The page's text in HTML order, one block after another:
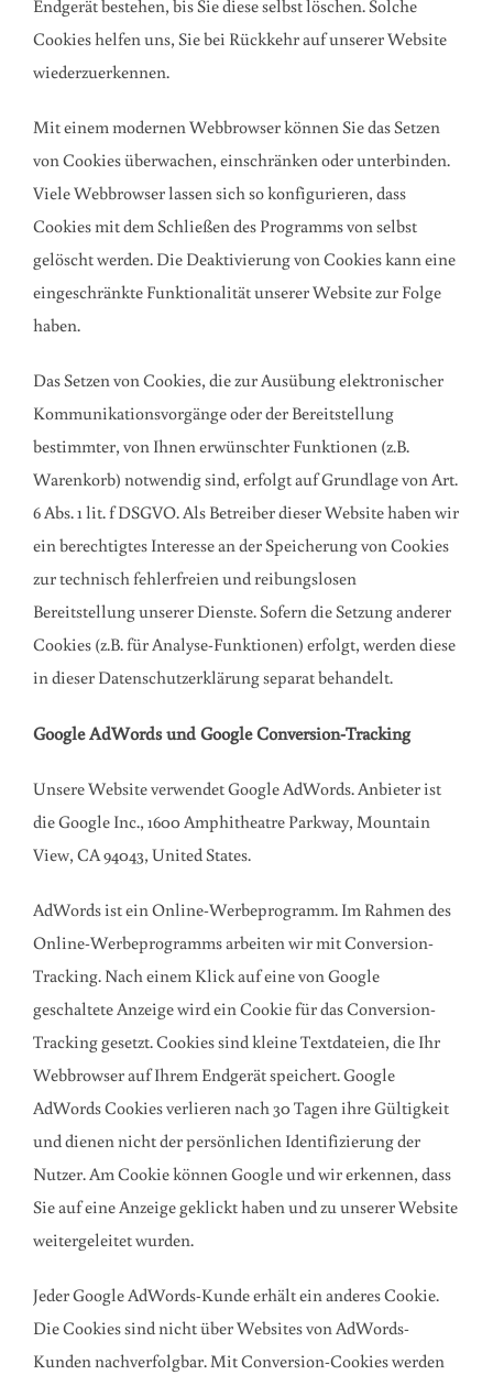
Endgerät bestehen, bis Sie diese selbst löschen. Solche
Cookies helfen uns, Sie bei Rückkehr auf unserer Website
wiederzuerkennen.
Mit einem modernen Webbrowser können Sie das Setzen
von Cookies überwachen, einschränken oder unterbinden.
Viele Webbrowser lassen sich so konfigurieren, dass
Cookies mit dem Schließen des Programms von selbst
gelöscht werden. Die Deaktivierung von Cookies kann eine
eingeschränkte Funktionalität unserer Website zur Folge
haben.
Das Setzen von Cookies, die zur Ausübung elektronischer
Kommunikationsvorgänge oder der Bereitstellung
bestimmter, von Ihnen erwünschter Funktionen (z.B.
Warenkorb) notwendig sind, erfolgt auf Grundlage von Art.
6 Abs. 1 lit. f DSGVO. Als Betreiber dieser Website haben wir
ein berechtigtes Interesse an der Speicherung von Cookies
zur technisch fehlerfreien und reibungslosen
Bereitstellung unserer Dienste. Sofern die Setzung anderer
Cookies (z.B. für Analyse-Funktionen) erfolgt, werden diese
in dieser Datenschutzerklärung separat behandelt.
Google AdWords und Google Conversion-Tracking
Unsere Website verwendet Google AdWords. Anbieter ist
die Google Inc., 1600 Amphitheatre Parkway, Mountain
View, CA 94043, United States.
AdWords ist ein Online-Werbeprogramm. Im Rahmen des
Online-Werbeprogramms arbeiten wir mit Conversion-
Tracking. Nach einem Klick auf eine von Google
geschaltete Anzeige wird ein Cookie für das Conversion-
Tracking gesetzt. Cookies sind kleine Textdateien, die Ihr
Webbrowser auf Ihrem Endgerät speichert. Google
AdWords Cookies verlieren nach 30 Tagen ihre Gültigkeit
und dienen nicht der persönlichen Identifizierung der
Nutzer. Am Cookie können Google und wir erkennen, dass
Sie auf eine Anzeige geklickt haben und zu unserer Website
weitergeleitet wurden.
Jeder Google AdWords-Kunde erhält ein anderes Cookie.
Die Cookies sind nicht über Websites von AdWords-
Kunden nachverfolgbar. Mit Conversion-Cookies werden